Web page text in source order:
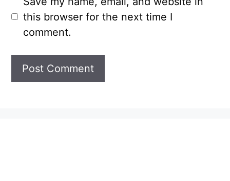
this browser for the next time I
comment.